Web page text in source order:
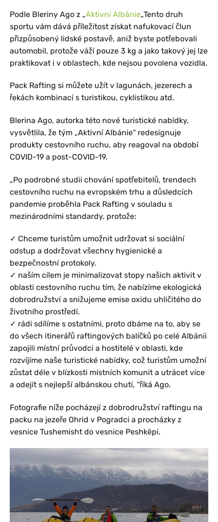
Podle Bleriny Ago z „Aktivní Albánie„Tento druh
sportu vám dává příležitost získat nafukovací člun
přizpůsobený lidské postavě, aniž byste potřebovali
automobil, protože váží pouze 3 kg a jako takový jej lze
praktikovat i v oblastech, kde nejsou povolena vozidla.
Pack Rafting si můžete užít v lagunách, jezerech a
řekách kombinací s turistikou, cyklistikou atd.
Blerina Ago, autorka této nové turistické nabídky,
vysvětlila, že tým „Aktivní Albánie“ redesignuje
produkty cestovního ruchu, aby reagoval na období
COVID-19 a post-COVID-19.
„Po podrobné studii chování spotřebitelů, trendech
cestovního ruchu na evropském trhu a důsledcích
pandemie proběhla Pack Rafting v souladu s
mezinárodními standardy, protože:
✓ Chceme turistům umožnit udržovat si sociální
odstup a dodržovat všechny hygienické a
bezpečnostní protokoly.
✓ naším cílem je minimalizovat stopy našich aktivit v
oblasti cestovního ruchu tím, že nabízíme ekologická
dobrodružství a snižujeme emise oxidu uhličitého do
životního prostředí.
✓ rádi sdílíme s ostatními, proto dbáme na to, aby se
do všech itinerářů raftingových balíčků po celé Albánii
zapojili místní průvodci a hostitelé v oblasti, kde
rozvíjíme naše turistické nabídky, což turistům umožní
zůstat déle v blízkosti místních komunit a utrácet více
a odejít s nejlepší albánskou chutí, “říká Ago.
Fotografie níže pocházejí z dobrodružství raftingu na
packu na jezeře Ohrid v Pogradci a procházky z
vesnice Tushemisht do vesnice Peshkëpi.